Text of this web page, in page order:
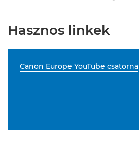
Hasznos linkek
Canon Europe YouTube csatorna